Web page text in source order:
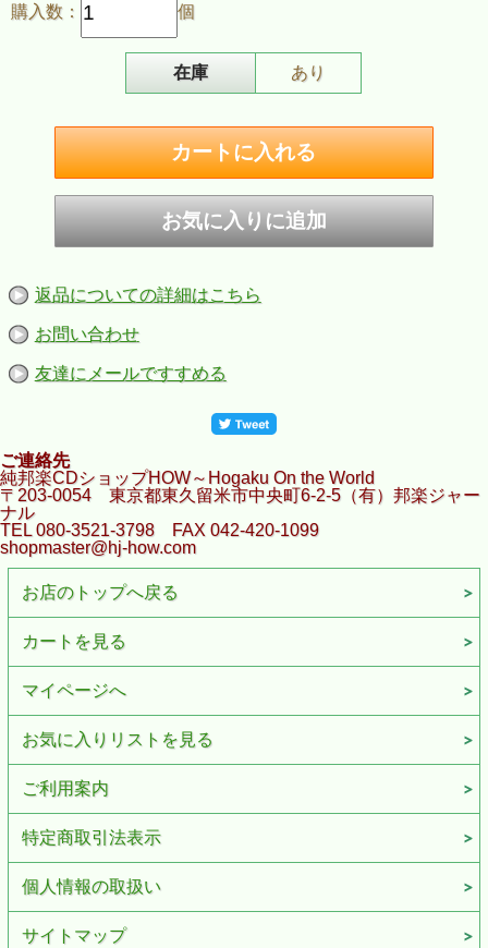
購入数： 個
在庫 あり
返品についての詳細はこちら
お問い合わせ
友達にメールですすめる
ご連絡先
純邦楽CDショップHOW～Hogaku On the World
〒203-0054 東京都東久留米市中央町6-2-5（有）邦楽ジャー
ナル
TEL 080-3521-3798 FAX 042-420-1099
shopmaster@hj-how.com
お店のトップへ戻る
カートを見る
マイページへ
お気に入りリストを見る
ご利用案内
特定商取引法表示
個人情報の取扱い
サイトマップ